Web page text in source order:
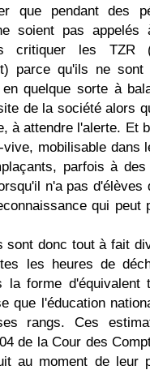
que pendant des
soient pas appelés
critiquer les TZR
parce qu'ils ne
en quelque sorte à
de la société alors
à attendre l'alerte. Et
mobilisable dans
parfois à
n'a pas d'élèves
qui peut
sont donc tout à fait
les heures de
la forme d'équivalent
que l'éducation
rangs. Ces
de la Cour des
au moment de leur